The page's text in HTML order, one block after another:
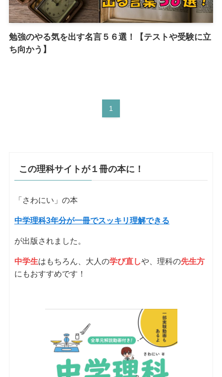
勉強のやる気を出す名言５６選！【テストや受験に立
ち向かう】
1
この理科サイトが１冊の本に！
「さわにい」の本
中学理科3年分が一冊でスッキリ理解できる
が出版されました。
中学生はもちろん、大人の学び直しや、理科の先生方
にもおすすめです！